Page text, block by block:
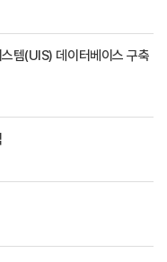
템(UIS) 데이터베이스 구축